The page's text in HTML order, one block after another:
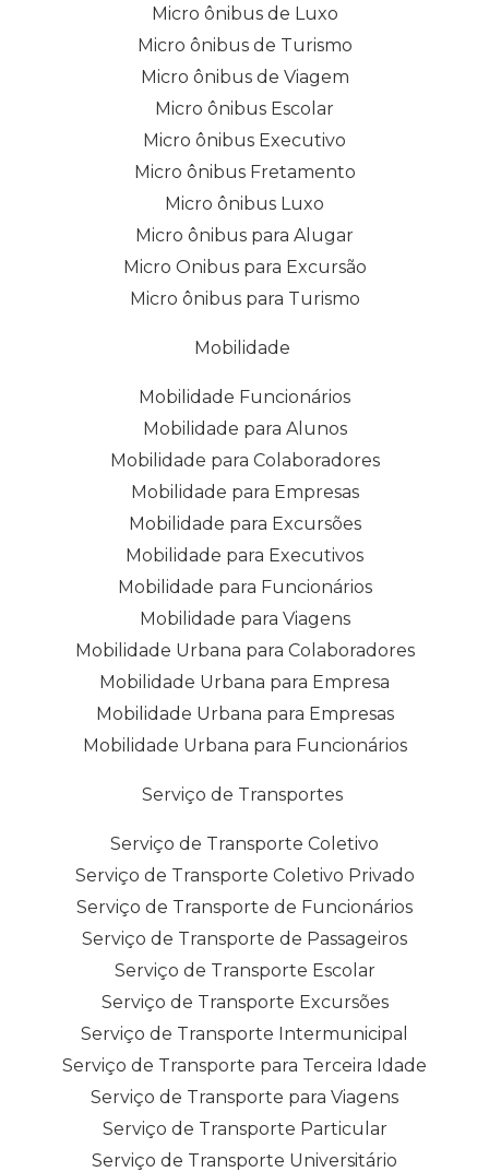
Micro ônibus de Luxo
Micro ônibus de Turismo
Micro ônibus de Viagem
Micro ônibus Escolar
Micro ônibus Executivo
Micro ônibus Fretamento
Micro ônibus Luxo
Micro ônibus para Alugar
Micro Onibus para Excursão
Micro ônibus para Turismo
Mobilidade
Mobilidade Funcionários
Mobilidade para Alunos
Mobilidade para Colaboradores
Mobilidade para Empresas
Mobilidade para Excursões
Mobilidade para Executivos
Mobilidade para Funcionários
Mobilidade para Viagens
Mobilidade Urbana para Colaboradores
Mobilidade Urbana para Empresa
Mobilidade Urbana para Empresas
Mobilidade Urbana para Funcionários
Serviço de Transportes
Serviço de Transporte Coletivo
Serviço de Transporte Coletivo Privado
Serviço de Transporte de Funcionários
Serviço de Transporte de Passageiros
Serviço de Transporte Escolar
Serviço de Transporte Excursões
Serviço de Transporte Intermunicipal
Serviço de Transporte para Terceira Idade
Serviço de Transporte para Viagens
Serviço de Transporte Particular
Serviço de Transporte Universitário